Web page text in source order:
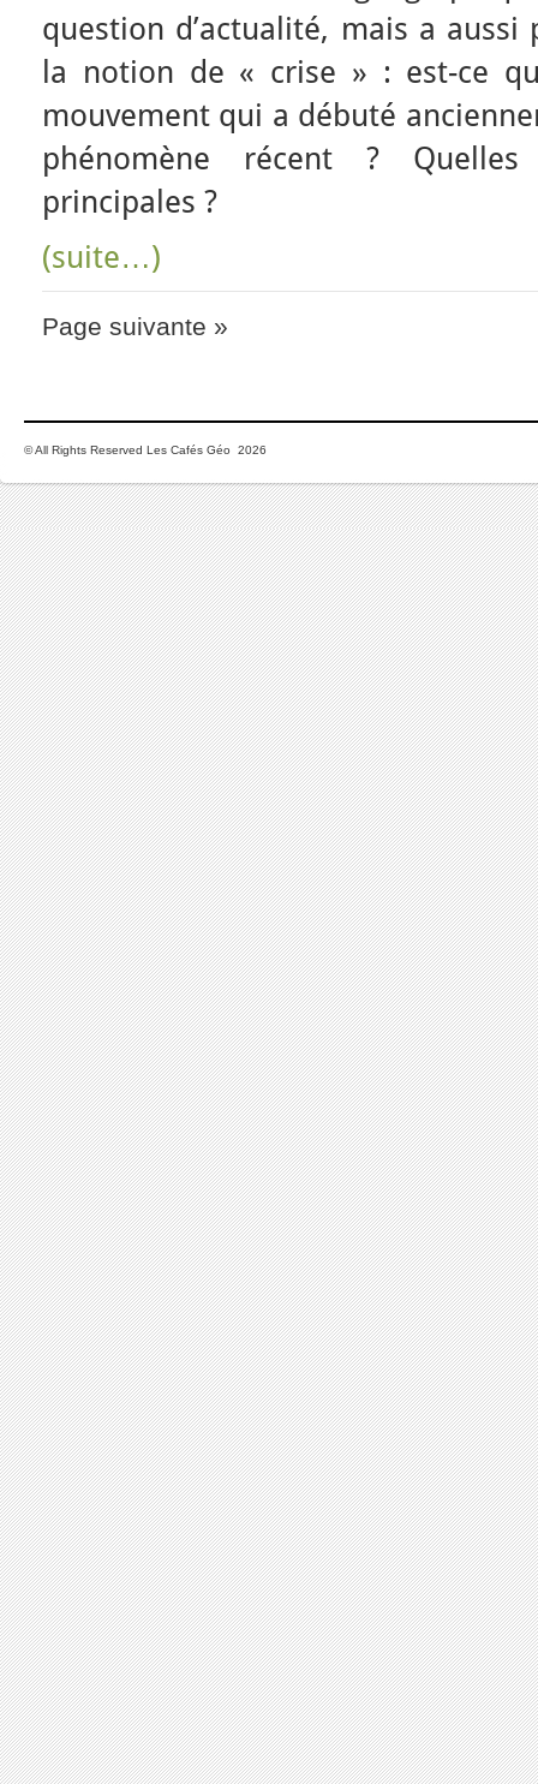
question d’actualité, mais a
la notion de « crise » : est-ce
mouvement qui a débuté
phénomène récent ?
principales ?
(suite…)
Page suivante »
© All Rights Reserved Les Cafés Géo 2026